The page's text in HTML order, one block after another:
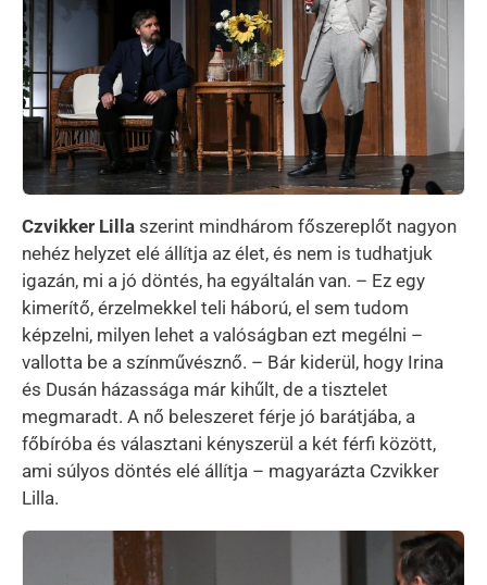
Czvikker Lilla szerint mindhárom főszereplőt nagyon
nehéz helyzet elé állítja az élet, és nem is tudhatjuk
igazán, mi a jó döntés, ha egyáltalán van. – Ez egy
kimerítő, érzelmekkel teli háború, el sem tudom
képzelni, milyen lehet a valóságban ezt megélni –
vallotta be a színművésznő. – Bár kiderül, hogy Irina
és Dusán házassága már kihűlt, de a tisztelet
megmaradt. A nő beleszeret férje jó barátjába, a
főbíróba és választani kényszerül a két férfi között,
ami súlyos döntés elé állítja – magyarázta Czvikker
Lilla.
Kép